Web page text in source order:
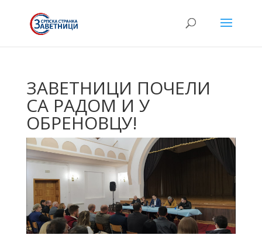
ЗАВЕТНИЦИ ПОЧЕЛИ
СА РАДОМ И У
ОБРЕНОВЦУ!